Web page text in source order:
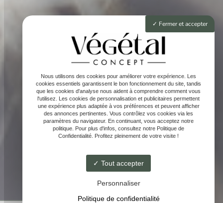
Fermer et accepter
Nous utilisons des cookies pour améliorer votre expérience. Les
cookies essentiels garantissent le bon fonctionnement du site, tandis
que les cookies d'analyse nous aident à comprendre comment vous
l'utilisez. Les cookies de personnalisation et publicitaires permettent
une expérience plus adaptée à vos préférences et peuvent afficher
des annonces pertinentes. Vous contrôlez vos cookies via les
paramètres du navigateur. En continuant, vous acceptez notre
politique. Pour plus d'infos, consultez notre Politique de
Confidentialité. Profitez pleinement de votre visite !
Tout accepter
Personnaliser
Politique de confidentialité